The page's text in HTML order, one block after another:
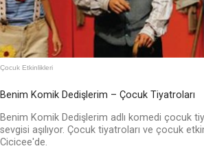
Çocuk Etkinlikleri
Benim Komik Dedişlerim – Çocuk Tiyatroları
Benim Komik Dedişlerim adlı komedi çocuk
sevgisi aşılıyor. Çocuk tiyatroları ve çocuk
Cicicee'de.